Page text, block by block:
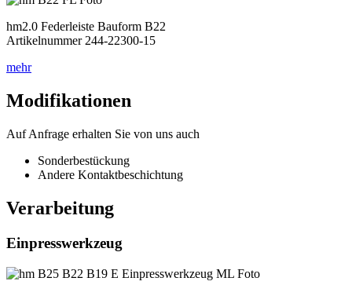
hm2.0 Federleiste Bauform B22
Artikelnummer 244-22300-15
mehr
Modifikationen
Auf Anfrage erhalten Sie von uns auch
Sonderbestückung
Andere Kontaktbeschichtung
Verarbeitung
Einpresswerkzeug